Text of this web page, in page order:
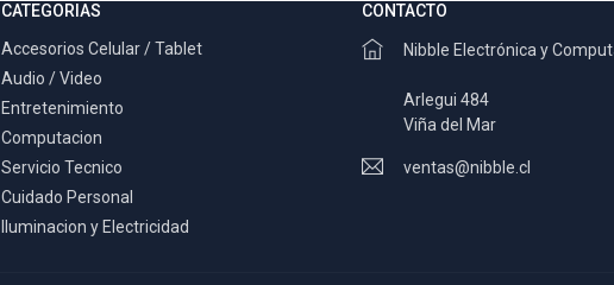
CATEGORIAS
Accesorios Celular / Tablet
Audio / Video
Entretenimiento
Computacion
Servicio Tecnico
Cuidado Personal
Iluminacion y Electricidad
CONTACTO
Nibble Electrónica y
Arlegui 484
Viña del Mar
ventas@nibble.cl